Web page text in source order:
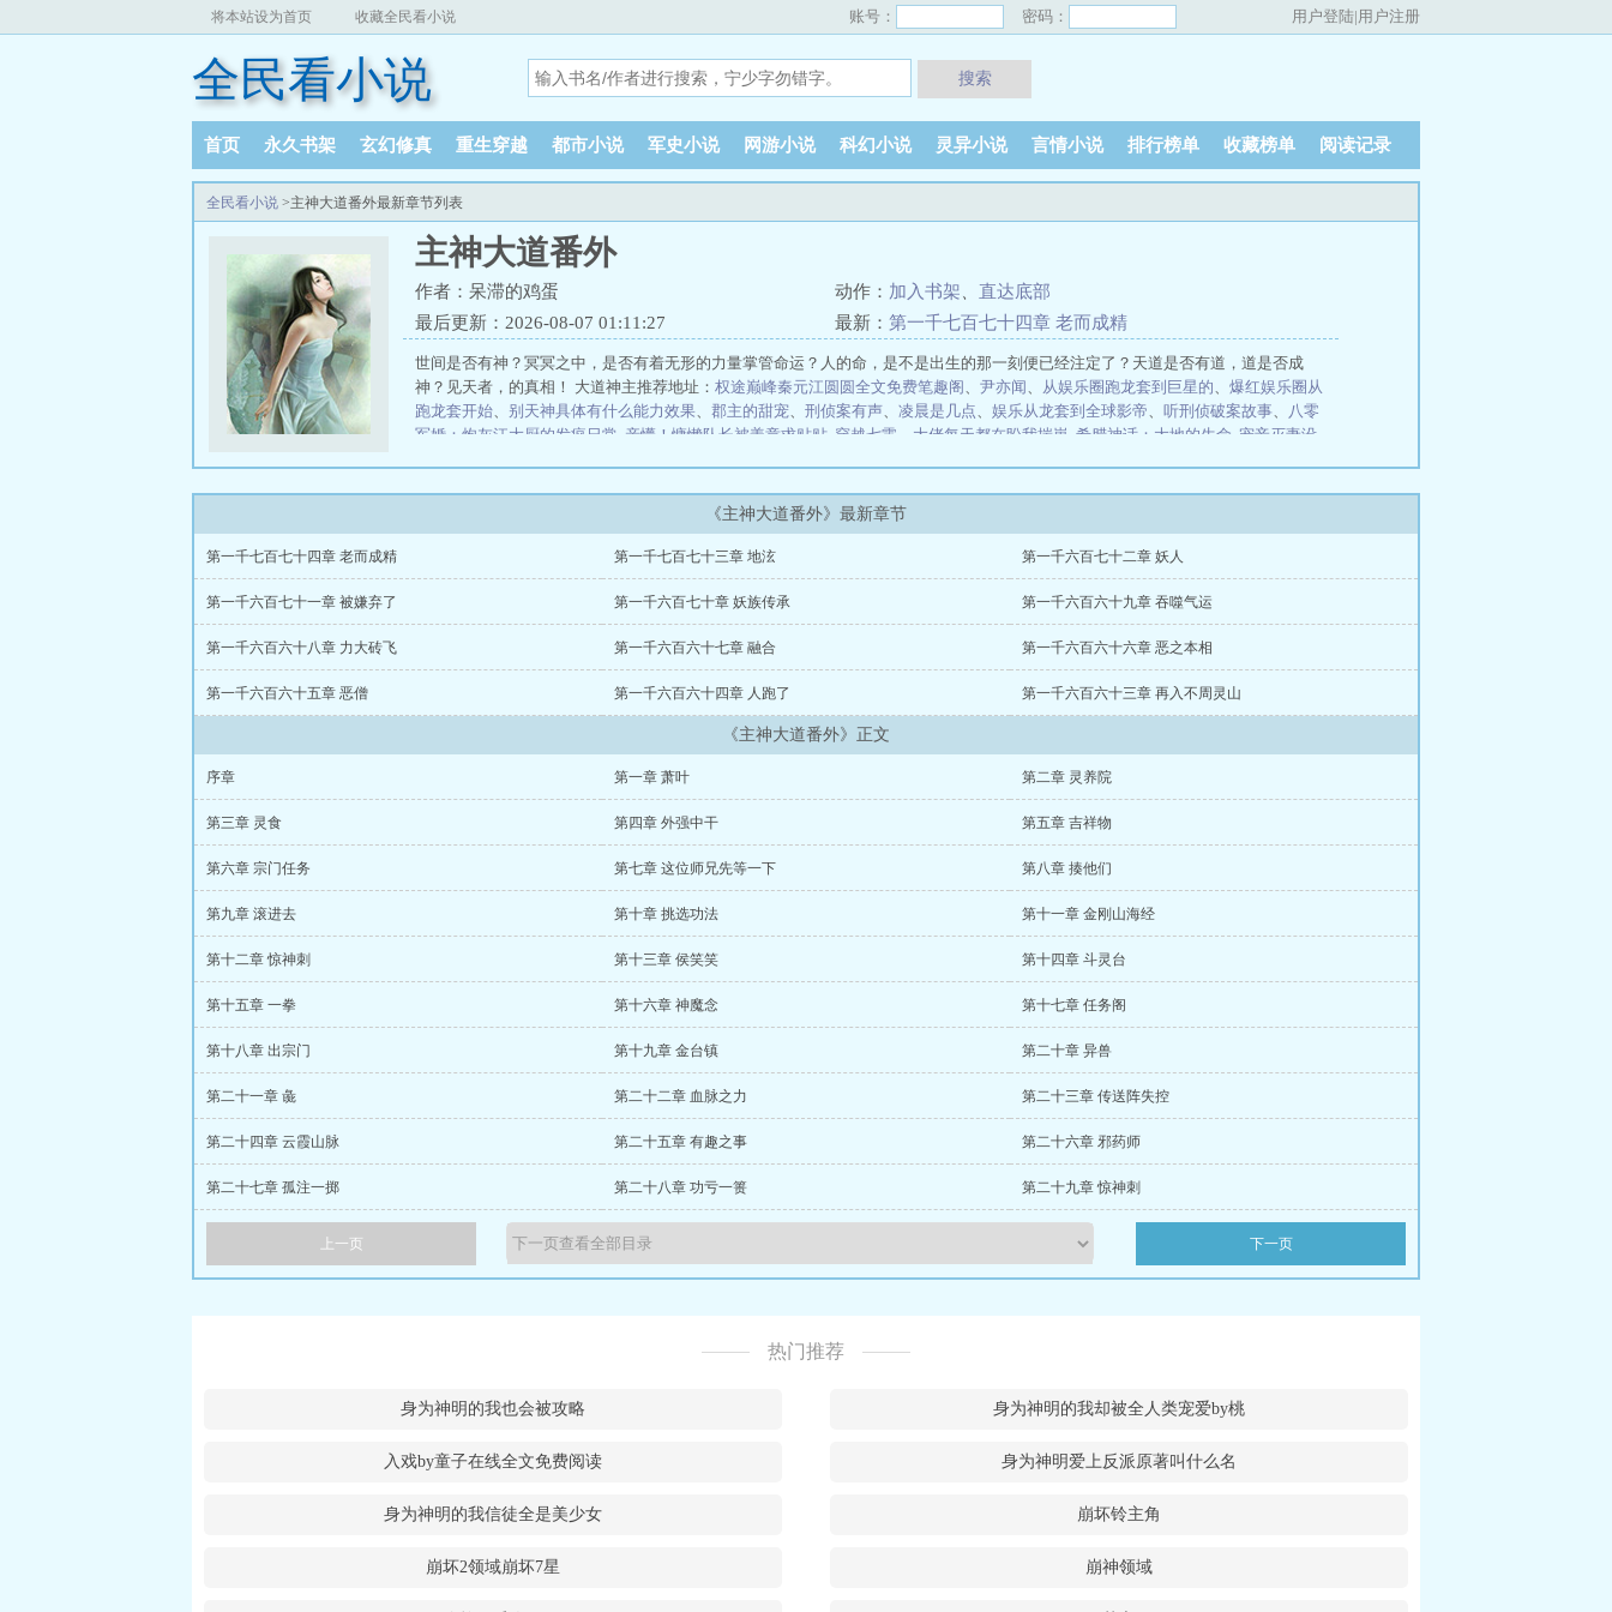
将本站设为首页 收藏全民看小说 账号： 密码： 用户登陆|用户注册
全民看小说 搜索
首页 永久书架 玄幻修真 重生穿越 都市小说 军史小说 网游小说 科幻小说 灵异小说 言情小说 排行榜单 收藏榜单 阅读记录
全民看小说 >主神大道番外最新章节列表
主神大道番外
作者：呆滞的鸡蛋 动作： 加入书架
直达底部
最后更新：2026-08-07 01:11:27
最新： 第一千七百七十四章 老而成精
世间是否有神？冥冥之中，是否有着无形的力量掌管命运？人的命，是不是出生的那一刻便已经注定了？天道是否有道，道是否成
神？见天者，的真相！ 大道神主推荐地址： 权途巅峰秦元江圆圆全文免费笔趣阁、 尹亦闻、 从娱乐圈跑龙套到巨星的、 爆红娱乐圈从
跑龙套开始、 别天神具体有什么能力效果、 郡主的甜宠、 刑侦案有声、 凌晨是几点、 娱乐从龙套到全球影帝、 听刑侦破案故事、
八零
军婚：炮灰江大厨的发疯日常 亲懵！慵懒队长被盖章求贴贴 穿越七零，大佬每天都在盼我揣崽 希腊神话：大地的生命 宠妾灭妻没
开局亮剑，我一团长竟有百万雄兵 霍格沃茨之第一法神
们去逃荒 孙哲叶巧都市之医武风流阴阳圣心诀、陈凡柳雪吟官途风流、魏坪政魏瑕小说哥哥别装了你是真有实力、
《主神大道番外》最新章节
第一千七百七十四章 老而成精 第一千七百七十三章 地泫 第一千六百七十二章 妖人
第一千六百七十一章 被嫌弃了 第一千六百七十章 妖族传承 第一千六百六十九章 吞噬气运
第一千六百六十八章 力大砖飞 第一千六百六十七章 融合 第一千六百六十六章 恶之本相
第一千六百六十五章 恶僧 第一千六百六十四章 人跑了 第一千六百六十三章 再入不周灵山
《主神大道番外》正文
序章 第一章 萧叶 第二章 灵养院
第三章 灵食 第四章 外强中干 第五章 吉祥物
第六章 宗门任务 第七章 这位师兄先等一下 第八章 揍他们
第九章 滚进去 第十章 挑选功法 第十一章 金刚山海经
第十二章 惊神刺 第十三章 侯笑笑 第十四章 斗灵台
第十五章 一拳 第十六章 神魔念 第十七章 任务阁
第十八章 出宗门 第十九章 金台镇 第二十章 异兽
第二十一章 彘 第二十二章 血脉之力 第二十三章 传送阵失控
第二十四章 云霞山脉 第二十五章 有趣之事 第二十六章 邪药师
第二十七章 孤注一掷 第二十八章 功亏一篑 第二十九章 惊神刺
上一页 下一页
热门推荐
身为神明的我也会被攻略 身为神明的我却被全人类宠爱by桃
入戏by童子在线全文免费阅读 身为神明爱上反派原著叫什么名
身为神明的我信徒全是美少女 崩坏铃主角
崩坏2领域崩坏7星 崩神领域